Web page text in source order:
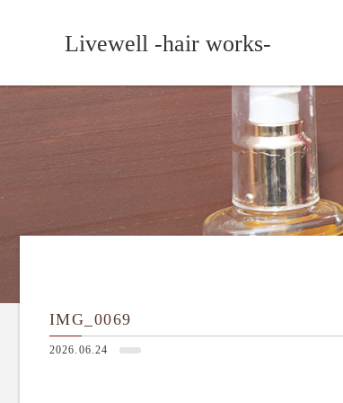
Livewell -hair works-
IMG_0069
2026.06.24